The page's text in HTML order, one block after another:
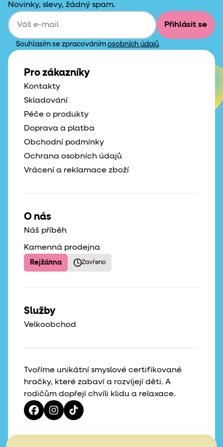
Novinky, slevy, žádný spam.
Přihlásit se
Souhlasím se zpracováním osobních údajů
Tvoříme unikátní smyslové certifikované
hračky, které zabaví a rozvíjejí děti. A
rodičům dopřejí chvíli klidu a relaxace.
Pro zákazníky
Kontakty
Skladování
Péče o produkty
Doprava a platba
Obchodní podmínky
Ochrana osobních údajů
Vrácení a reklamace zboží
O nás
Náš příběh
Kamenná prodejna
Rejžárna Zavřeno
Služby
Velkoobchod